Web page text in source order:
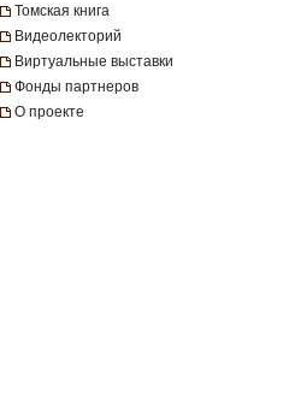
Томская книга
Видеолекторий
Виртуальные выставки
Фонды партнеров
О проекте